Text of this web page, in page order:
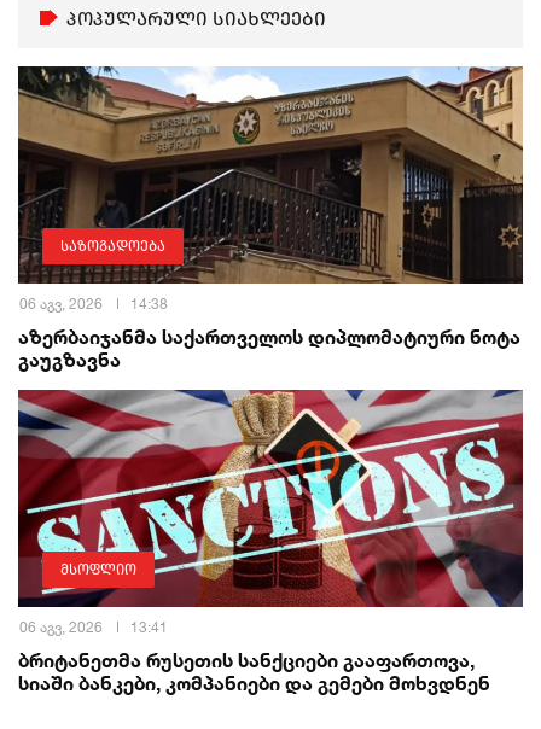
პოპულარული სიახლეები
საზოგადოება
06 აგვ, 2026 14:38
აზერბაიჯანმა საქართველოს დიპლომატიური ნოტა
გაუგზავნა
მსოფლიო
06 აგვ, 2026 13:41
ბრიტანეთმა რუსეთის სანქციები გააფართოვა,
სიაში ბანკები, კომპანიები და გემები მოხვდნენ